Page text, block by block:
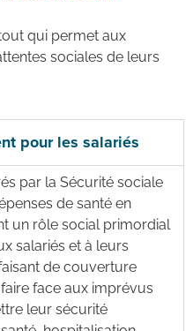
qui permet aux
sociales de leurs
pour les salariés
par la Sécurité sociale
de santé en
un rôle social primordial
salariés et à leurs
de couverture
face aux imprévus
leur sécurité